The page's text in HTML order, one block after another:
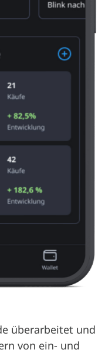
überarbeitet und
von ein- und